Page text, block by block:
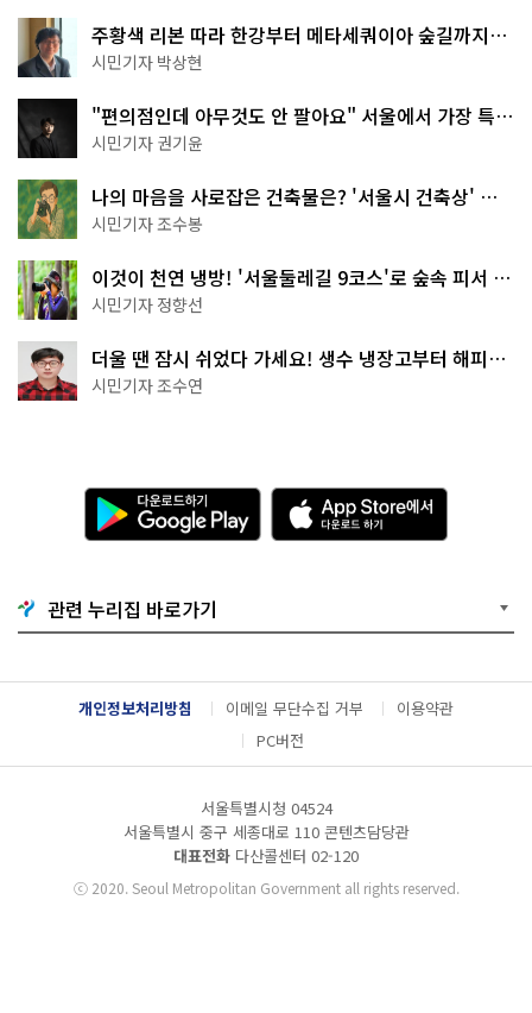
주황색 리본 따라 한강부터 메타세쿼이아 숲길까지…
서울둘레길 15코스
시민기자 박상현
"편의점인데 아무것도 안 팔아요" 서울에서 가장 특별
한 편의점의 정체
시민기자 권기윤
나의 마음을 사로잡은 건축물은? '서울시 건축상' 수
상작 공개!
시민기자 조수봉
이것이 천연 냉방! '서울둘레길 9코스'로 숲속 피서 떠
나볼까
시민기자 정향선
더울 땐 잠시 쉬었다 가세요! 생수 냉장고부터 해피소
·무더위쉼터까지
시민기자 조수연
다
운
로
기
G
o
g
l
e
A
p
p
e
서
다
운
관련 누리집 바로가기
개인정보처리방침 이메일 무단수집 거부
이용약관
PC버전
서울특별시청 04524
서울특별시 중구 세종대로 110 콘텐츠담당관
대표전화 다산콜센터 02-120
ⓒ2020. Seoul Metropolitan Government all rights reserved.